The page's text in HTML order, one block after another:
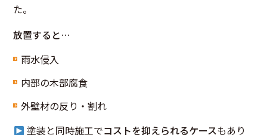
た。
放置すると…
雨水侵入
内部の木部腐食
外壁材の反り・割れ
塗装と同時施工でコストを抑えられるケースもあり